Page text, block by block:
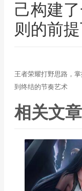
己构建
则的前
王者荣耀打野思路，
到终结的节奏艺术
相关文章